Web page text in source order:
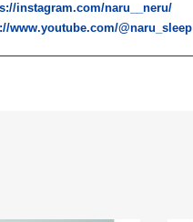
instagram.com/naru__neru/
www.youtube.com/@naru_sleep